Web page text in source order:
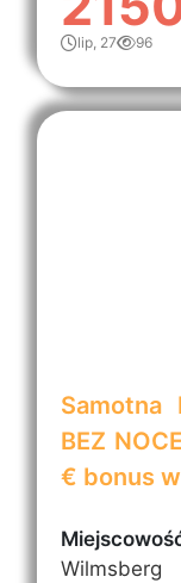
lip, 27 96
Samotna
BEZ
€ bonus
Wilmsberg